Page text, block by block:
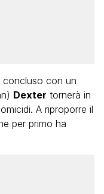
concluso con un
Dexter tornerà in
A riproporre il
per primo ha